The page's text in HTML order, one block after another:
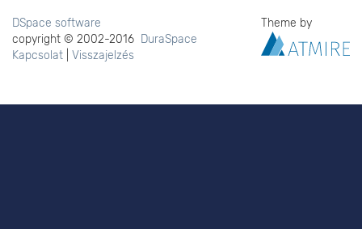
DSpace software
copyright © 2002-2016 DuraSpace
Kapcsolat
Visszajelzés
Theme by